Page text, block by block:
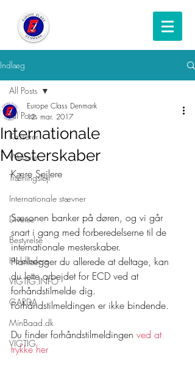
Indlæg
All Posts
Kasserer
Website
Træningslejr
Internationale stævner
Diverse
Bestyrelse
Holdledere
VIGTIG.INFO
GARDA
MinBaad.dk
VIGTIG
All Posts
Internationale
Mesterskaber
Europe Class Denmark
12. mar. 2017
Kære Sejlere
Sæsonen banker på døren, og vi går
snart i gang med forberedelserne til de
internationale mesterskaber.
Planlægger du allerede at deltage, kan
du lette arbejdet for ECD ved at
forhåndstilmelde dig.
Forhåndstilmeldingen er ikke bindende.
Du finder forhåndstilmeldingen ved at
trykke her